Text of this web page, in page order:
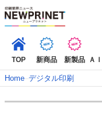
TOP 新商品 新製品 Ａ
Home–デジタル印刷